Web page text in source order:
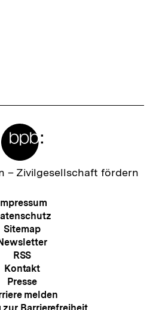
– Zivilgesellschaft fördern
Meta-
Navigation
Impressum
Sitemap
RSS
Kontakt
Presse
melden